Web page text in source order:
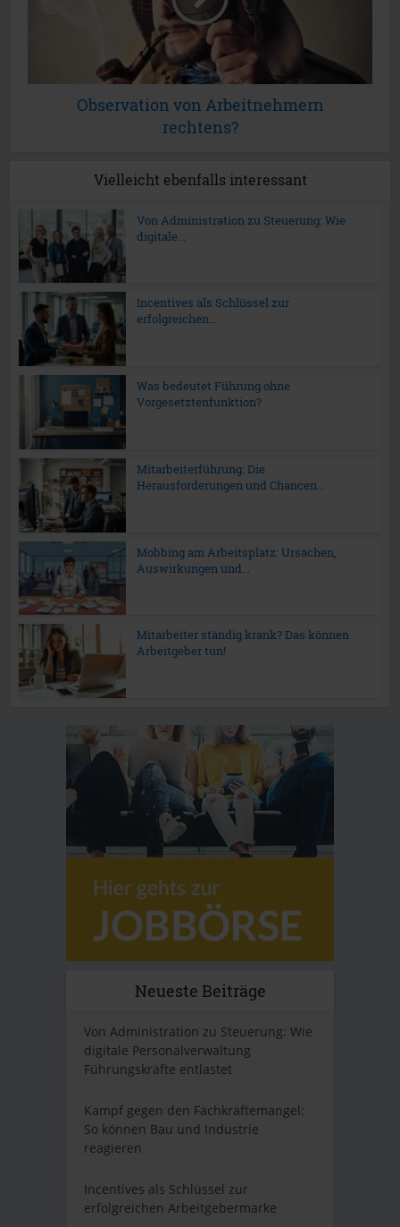
Observation von Arbeitnehmern
rechtens?
Vielleicht ebenfalls interessant
Von Administration zu Steuerung: Wie
digitale...
Incentives als Schlüssel zur
erfolgreichen...
Was bedeutet Führung ohne
Vorgesetztenfunktion?
Mitarbeiterführung: Die
Herausforderungen und Chancen...
Mobbing am Arbeitsplatz: Ursachen,
Auswirkungen und...
Mitarbeiter ständig krank? Das können
Arbeitgeber tun!
Neueste Beiträge
Von Administration zu Steuerung: Wie
digitale Personalverwaltung
Führungskräfte entlastet
Kampf gegen den Fachkräftemangel:
So können Bau und Industrie
reagieren
Incentives als Schlüssel zur
erfolgreichen Arbeitgebermarke